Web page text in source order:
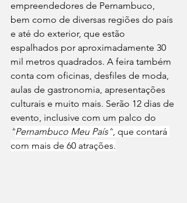
empreendedores de Pernambuco,
bem como de diversas regiões do país
e até do exterior, que estão
espalhados por aproximadamente 30
mil metros quadrados. A feira também
conta com oficinas, desfiles de moda,
aulas de gastronomia, apresentações
culturais e muito mais. Serão 12 dias de
evento, inclusive com um palco do
“Pernambuco Meu País” , que contará
com mais de 60 atrações.